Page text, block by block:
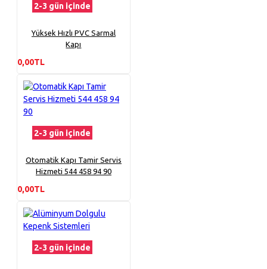
2-3 gün içinde
Yüksek Hızlı PVC Sarmal
Kapı
0,00TL
2-3 gün içinde
Otomatik Kapı Tamir Servis
Hizmeti 544 458 94 90
0,00TL
2-3 gün içinde